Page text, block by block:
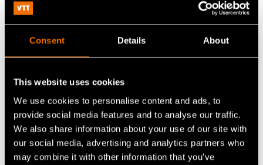
Consent Details About
This website uses cookies
We use cookies to personalise content and ads, to
provide social media features and to analyse our traffic.
We also share information about your use of our site with
our social media, advertising and analytics partners who
may combine it with other information that you’ve
Jaa